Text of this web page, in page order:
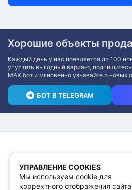
Хорошие объекты
Каждый день у нас появляется до 100
упустить выгодный вариант,
MAX бот и мгновенно узнавайте о новых
БОТ В TELEGRAM
УПРАВЛЕНИЕ COOKIES
Мы используем cookie для
корректного отображения